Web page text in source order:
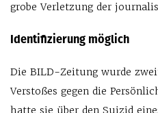
grobe Verletzung der
Identifizierung möglich
Die BILD-Zeitung wurde
Verstoßes gegen die
hatte sie über den Suizid